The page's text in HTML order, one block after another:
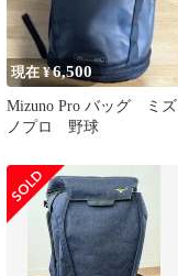
現在 ¥6,500
Mizuno Pro バッグ ミズ
ノプロ 野球